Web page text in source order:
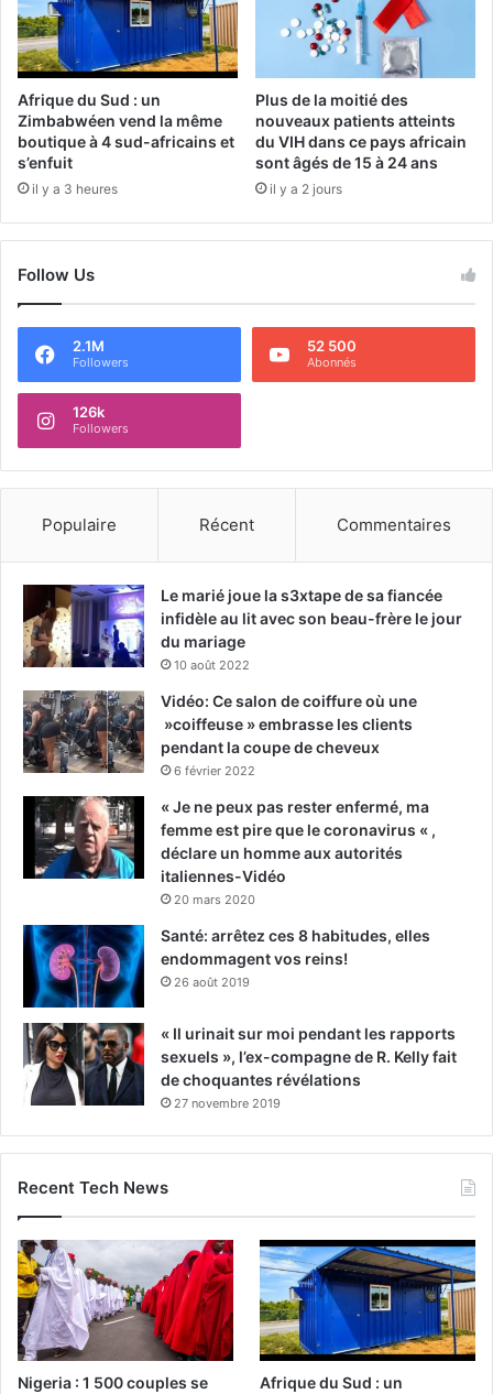
Afrique du Sud : un
Zimbabwéen vend la même
boutique à 4 sud-africains et
s’enfuit
il y a 3 heures
Plus de la moitié des
nouveaux patients atteints
du VIH dans ce pays africain
sont âgés de 15 à 24 ans
il y a 2 jours
Follow Us
2.1M
Followers
52 500
Abonnés
126k
Followers
Populaire Récent Commentaires
Le marié joue la s3xtape de sa fiancée
infidèle au lit avec son beau-frère le jour
du mariage
10 août 2022
Vidéo: Ce salon de coiffure où une
»coiffeuse » embrasse les clients
pendant la coupe de cheveux
6 février 2022
« Je ne peux pas rester enfermé, ma
femme est pire que le coronavirus « ,
déclare un homme aux autorités
italiennes-Vidéo
20 mars 2020
Santé: arrêtez ces 8 habitudes, elles
endommagent vos reins!
26 août 2019
« Il urinait sur moi pendant les rapports
sexuels », l’ex-compagne de R. Kelly fait
de choquantes révélations
27 novembre 2019
Recent Tech News
Nigeria : 1 500 couples se
Afrique du Sud : un